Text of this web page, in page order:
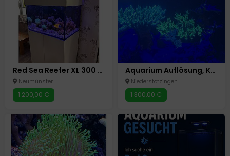
Red Sea Reefer XL 300 Komplettpaket
Neumünster
1.200,00 €
Aquarium Auflösung, Korallen, Fische etc
Niederstotzingen
1.300,00 €